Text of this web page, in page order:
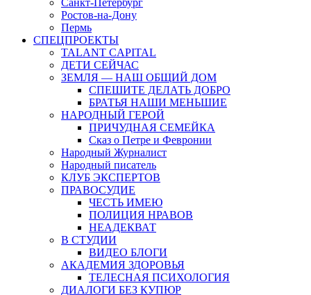
Санкт-Петербург
Ростов-на-Дону
Пермь
СПЕЦПРОЕКТЫ
TALANT CAPITAL
ДЕТИ СЕЙЧАС
ЗЕМЛЯ — НАШ ОБЩИЙ ДОМ
СПЕШИТЕ ДЕЛАТЬ ДОБРО
БРАТЬЯ НАШИ МЕНЬШИЕ
НАРОДНЫЙ ГЕРОЙ
ПРИЧУДНАЯ СЕМЕЙКА
Сказ о Петре и Февронии
Народный Журналист
Народный писатель
КЛУБ ЭКСПЕРТОВ
ПРАВОСУДИЕ
ЧЕСТЬ ИМЕЮ
ПОЛИЦИЯ НРАВОВ
НЕАДЕКВАТ
В СТУДИИ
ВИДЕО БЛОГИ
АКАДЕМИЯ ЗДОРОВЬЯ
ТЕЛЕСНАЯ ПСИХОЛОГИЯ
ДИАЛОГИ БЕЗ КУПЮР